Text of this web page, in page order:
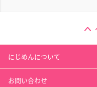
にじめんについて
お問い合わせ